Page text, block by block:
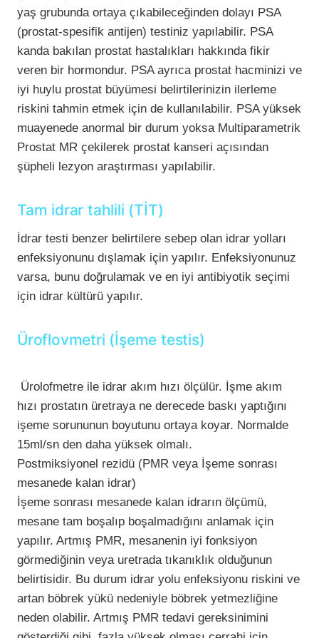
yaş grubunda ortaya çıkabileceğinden dolayı PSA
(prostat-spesifik antijen) testiniz yapılabilir. PSA
kanda bakılan prostat hastalıkları hakkında fikir
veren bir hormondur. PSA ayrıca prostat hacminizi ve
iyi huylu prostat büyümesi belirtilerinizin ilerleme
riskini tahmin etmek için de kullanılabilir. PSA yüksek
muayenede anormal bir durum yoksa Multiparametrik
Prostat MR çekilerek prostat kanseri açısından
şüpheli lezyon araştırması yapılabilir.
Tam idrar tahlili (TİT)
İdrar testi benzer belirtilere sebep olan idrar yolları
enfeksiyonunu dışlamak için yapılır. Enfeksiyonunuz
varsa, bunu doğrulamak ve en iyi antibiyotik seçimi
için idrar kültürü yapılır.
Üroflovmetri (İşeme testis)
Ürolofmetre ile idrar akım hızı ölçülür. İşme akım
hızı prostatın üretraya ne derecede baskı yaptığını
işeme sorununun boyutunu ortaya koyar. Normalde
15ml/sn den daha yüksek olmalı.
Postmiksiyonel rezidü (PMR veya İşeme sonrası
mesanede kalan idrar)
İşeme sonrası mesanede kalan idrarın ölçümü,
mesane tam boşalıp boşalmadığını anlamak için
yapılır. Artmış PMR, mesanenin iyi fonksiyon
görmediğinin veya uretrada tıkanıklık olduğunun
belirtisidir. Bu durum idrar yolu enfeksiyonu riskini ve
artan böbrek yükü nedeniyle böbrek yetmezliğine
neden olabilir. Artmış PMR tedavi gereksinimini